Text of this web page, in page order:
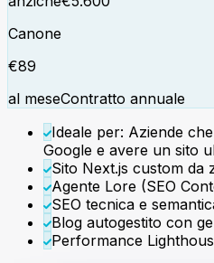
Canone
€89
al meseContratto annuale
Ideale per: Aziende
Google e avere un sito
Sito Next.js custom da
Agente Lore (SEO
SEO tecnica e
Blog autogestito con
Performance